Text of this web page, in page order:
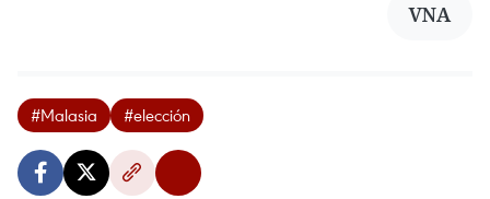
VNA
#Malasia #elección